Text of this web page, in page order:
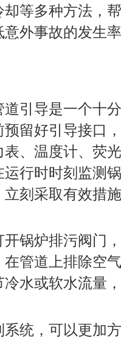
等多种方法，
外事故的发生
引导是一个十
留好引导接口
、温度计、荧
行时时刻监测
刻采取有效措
锅炉排污阀门
管道上排除空
水或软水流量
统，可以更加